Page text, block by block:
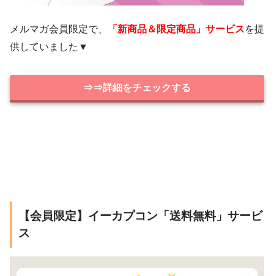
メルマガ会員限定で、 「新商品＆限定商品」サービスを提
供していました▼
⇒⇒詳細をチェックする
【会員限定】イーカプコン「送料無料」サービ
ス